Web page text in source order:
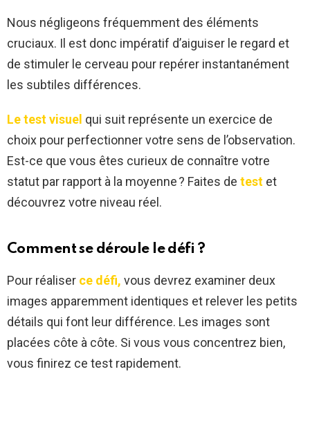
Nous négligeons fréquemment des éléments
cruciaux. Il est donc impératif d’aiguiser le regard et
de stimuler le cerveau pour repérer instantanément
les subtiles différences.
Le test visuel qui suit représente un exercice de
choix pour perfectionner votre sens de l’observation.
Est-ce que vous êtes curieux de connaître votre
statut par rapport à la moyenne ? Faites de test et
découvrez votre niveau réel.
Comment se déroule le défi ?
Pour réaliser ce défi, vous devrez examiner deux
images apparemment identiques et relever les petits
détails qui font leur différence. Les images sont
placées côte à côte. Si vous vous concentrez bien,
vous finirez ce test rapidement.